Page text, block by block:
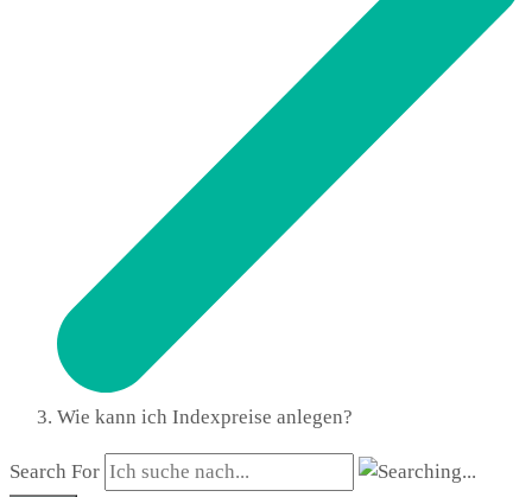
Wie kann ich Indexpreise anlegen?
Search For